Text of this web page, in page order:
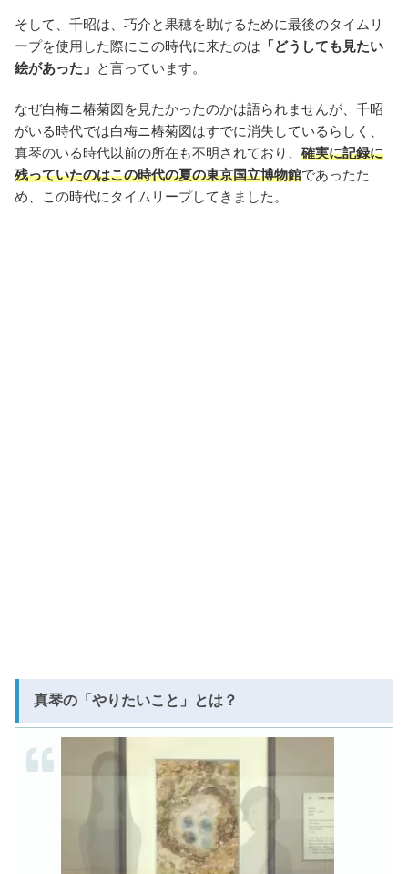
そして、千昭は、巧介と果穂を助けるために最後のタイムリ
ープを使用した際にこの時代に来たのは 「どうしても見たい
絵があった」 と言っています。
なぜ白梅ニ椿菊図を見たかったのかは語られませんが、千昭
がいる時代では白梅ニ椿菊図はすでに消失しているらしく、
真琴のいる時代以前の所在も不明されており、 確実に記録に
残っていたのはこの時代の夏の東京国立博物館であったた
め、この時代にタイムリープしてきました。
真琴の「やりたいこと」とは？